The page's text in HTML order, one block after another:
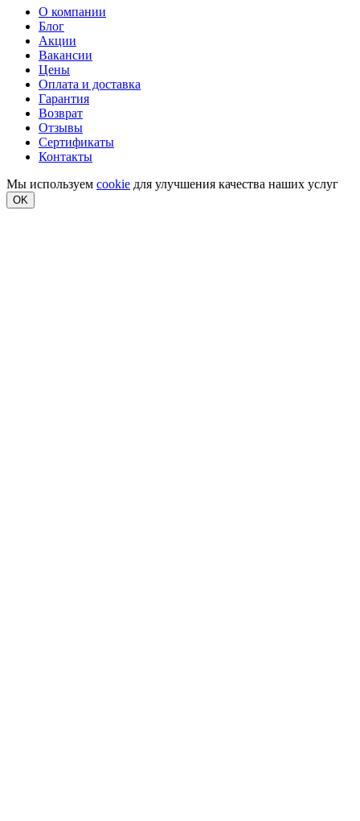
О компании
Блог
Акции
Вакансии
Цены
Оплата и доставка
Гарантия
Возврат
Отзывы
Сертификаты
Контакты
Мы используем cookie для улучшения качества наших услуг
OK